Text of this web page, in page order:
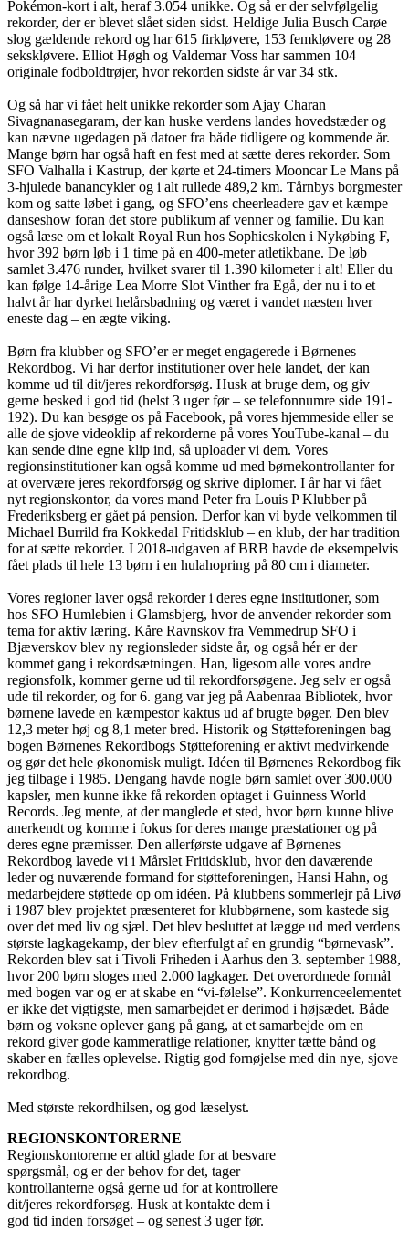
Pokémon-kort i alt, heraf 3.054 unikke. Og så er der selvfølgelig
rekorder, der er blevet slået siden sidst. Heldige Julia Busch Carøe
slog gældende rekord og har 615 firkløvere, 153 femkløvere og 28
sekskløvere. Elliot Høgh og Valdemar Voss har sammen 104
originale fodboldtrøjer, hvor rekorden sidste år var 34 stk.
Og så har vi fået helt unikke rekorder som Ajay Charan
Sivagnanasegaram, der kan huske verdens landes hovedstæder og
kan nævne ugedagen på datoer fra både tidligere og kommende år.
Mange børn har også haft en fest med at sætte deres rekorder. Som
SFO Valhalla i Kastrup, der kørte et 24-timers Mooncar Le Mans på
3-hjulede banancykler og i alt rullede 489,2 km. Tårnbys borgmester
kom og satte løbet i gang, og SFO’ens cheerleadere gav et kæmpe
danseshow foran det store publikum af venner og familie. Du kan
også læse om et lokalt Royal Run hos Sophieskolen i Nykøbing F,
hvor 392 børn løb i 1 time på en 400-meter atletikbane. De løb
samlet 3.476 runder, hvilket svarer til 1.390 kilometer i alt! Eller du
kan følge 14-årige Lea Morre Slot Vinther fra Egå, der nu i to et
halvt år har dyrket helårsbadning og været i vandet næsten hver
eneste dag – en ægte viking.
Børn fra klubber og SFO’er er meget engagerede i Børnenes
Rekordbog. Vi har derfor institutioner over hele landet, der kan
komme ud til dit/jeres rekordforsøg. Husk at bruge dem, og giv
gerne besked i god tid (helst 3 uger før – se telefonnumre side 191-
192). Du kan besøge os på Facebook, på vores hjemmeside eller se
alle de sjove videoklip af rekorderne på vores YouTube-kanal – du
kan sende dine egne klip ind, så uploader vi dem. Vores
regionsinstitutioner kan også komme ud med børnekontrollanter for
at overvære jeres rekordforsøg og skrive diplomer. I år har vi fået
nyt regionskontor, da vores mand Peter fra Louis P Klubber på
Frederiksberg er gået på pension. Derfor kan vi byde velkommen til
Michael Burrild fra Kokkedal Fritidsklub – en klub, der har tradition
for at sætte rekorder. I 2018-udgaven af BRB havde de eksempelvis
fået plads til hele 13 børn i en hulahopring på 80 cm i diameter.
Vores regioner laver også rekorder i deres egne institutioner, som
hos SFO Humlebien i Glamsbjerg, hvor de anvender rekorder som
tema for aktiv læring. Kåre Ravnskov fra Vemmedrup SFO i
Bjæverskov blev ny regionsleder sidste år, og også hér er der
kommet gang i rekordsætningen. Han, ligesom alle vores andre
regionsfolk, kommer gerne ud til rekordforsøgene. Jeg selv er også
ude til rekorder, og for 6. gang var jeg på Aabenraa Bibliotek, hvor
børnene lavede en kæmpestor kaktus ud af brugte bøger. Den blev
12,3 meter høj og 8,1 meter bred. Historik og Støtteforeningen bag
bogen Børnenes Rekordbogs Støtteforening er aktivt medvirkende
og gør det hele økonomisk muligt. Idéen til Børnenes Rekordbog fik
jeg tilbage i 1985. Dengang havde nogle børn samlet over 300.000
kapsler, men kunne ikke få rekorden optaget i Guinness World
Records. Jeg mente, at der manglede et sted, hvor børn kunne blive
anerkendt og komme i fokus for deres mange præstationer og på
deres egne præmisser. Den allerførste udgave af Børnenes
Rekordbog lavede vi i Mårslet Fritidsklub, hvor den daværende
leder og nuværende formand for støtteforeningen, Hansi Hahn, og
medarbejdere støttede op om idéen. På klubbens sommerlejr på Livø
i 1987 blev projektet præsenteret for klubbørnene, som kastede sig
over det med liv og sjæl. Det blev besluttet at lægge ud med verdens
største lagkagekamp, der blev efterfulgt af en grundig “børnevask”.
Rekorden blev sat i Tivoli Friheden i Aarhus den 3. september 1988,
hvor 200 børn sloges med 2.000 lagkager. Det overordnede formål
med bogen var og er at skabe en “vi-følelse”. Konkurrenceelementet
er ikke det vigtigste, men samarbejdet er derimod i højsædet. Både
børn og voksne oplever gang på gang, at et samarbejde om en
rekord giver gode kammeratlige relationer, knytter tætte bånd og
skaber en fælles oplevelse. Rigtig god fornøjelse med din nye, sjove
rekordbog.
Med største rekordhilsen, og god læselyst.
REGIONSKONTORERNE
Regionskontorerne er altid glade for at besvare
spørgsmål, og er der behov for det, tager
kontrollanterne også gerne ud for at kontrollere
dit/jeres rekordforsøg. Husk at kontakte dem i
god tid inden forsøget – og senest 3 uger før.